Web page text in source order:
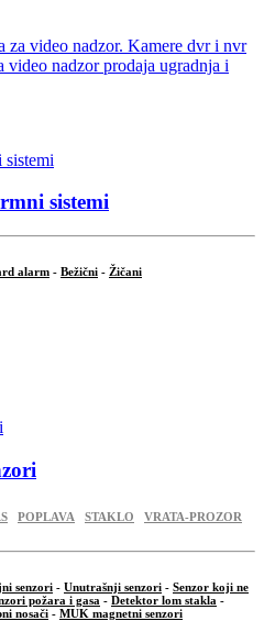
sistemi
alarm - Bežični - Žičani
POPLAVA STAKLO VRATA-PROZOR
senzori - Unutrašnji senzori - Senzor koji ne
požara i gasa - Detektor lom stakla -
nosači - MUK magnetni senzori